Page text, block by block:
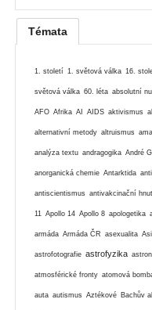
Témata
1. století 1. světová válka 16.
světová válka 60. léta absolutní
AFO Afrika AI AIDS aktivismus
alternativní metody altruismus
analýza textu andragogika André
anorganická chemie Antarktida
antiscientismus antivakcinační
11 Apollo 14 Apollo 8 apologetika
armáda Armáda ČR asexualita
astrofotografie astrofyzika
atmosférické fronty atomová
auta autismus Aztékové Bachův